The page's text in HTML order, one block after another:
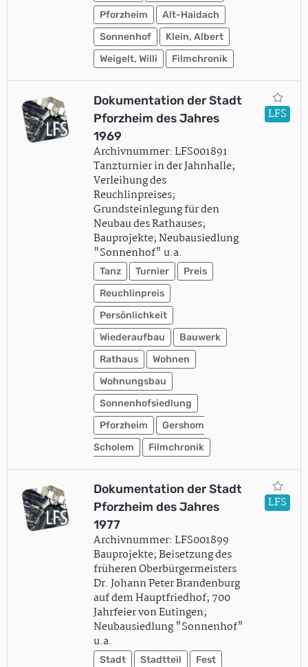
Pforzheim
Alt-Haidach
Sonnenhof
Klein, Albert
Weigelt, Willi
Filmchronik
Dokumentation der Stadt
Pforzheim des Jahres
1969
Archivnummer: LFS001891
Tanzturnier in der Jahnhalle;
Verleihung des
Reuchlinpreises;
Grundsteinlegung für den
Neubau des Rathauses;
Bauprojekte; Neubausiedlung
"Sonnenhof" u.a.
Tanz Turnier
Preis
Reuchlinpreis
Persönlichkeit
Wiederaufbau
Bauwerk
Rathaus
Wohnen
Wohnungsbau
Sonnenhofsiedlung
Pforzheim
Gershom
Scholem
Filmchronik
LFS
Dokumentation der Stadt
Pforzheim des Jahres
1977
Archivnummer: LFS001899
Bauprojekte; Beisetzung des
früheren Oberbürgermeisters
Dr. Johann Peter Brandenburg
auf dem Hauptfriedhof; 700
Jahrfeier von Eutingen;
Neubausiedlung "Sonnenhof"
u.a.
Stadt Stadtteil
Fest
LFS